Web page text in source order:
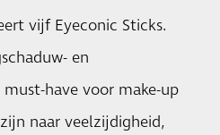
vijf Eyeconic Sticks.
en
have voor make-up
naar veelzijdigheid,